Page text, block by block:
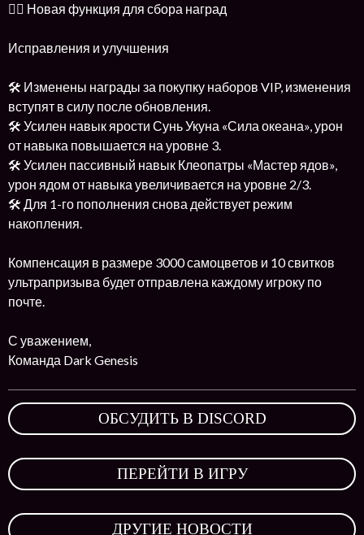
👉🏻 Новая функция для сбора наград
Исправления и улучшения
🛠 Изменены награды за покупку наборов VIP, изменения
вступят в силу после обновления.
🛠 Усилен навык ярости Сунь Укуна «Сила океана», урон
от навыка повышается на уровне 3.
🛠 Усилен пассивный навык Клеопатры «Мастер ядов»,
урон ядом от навыка увеличивается на уровне 2/3.
🛠 Для 1-го пополнения снова действует режим
накопления.
Компенсация в размере 3000 самоцветов и 10 свитков
ультрапризыва будет отправлена каждому игроку по
почте.
С уважением,
Команда Dark Genesis
ОБСУДИТЬ В DISCORD
ПЕРЕЙТИ В ИГРУ
ДРУГИЕ НОВОСТИ